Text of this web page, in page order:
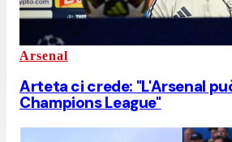
Arsenal
Arteta ci crede: "L'Arsenal
Champions League"